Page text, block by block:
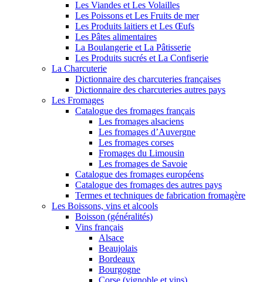
Les Viandes et Les Volailles
Les Poissons et Les Fruits de mer
Les Produits laitiers et Les Œufs
Les Pâtes alimentaires
La Boulangerie et La Pâtisserie
Les Produits sucrés et La Confiserie
La Charcuterie
Dictionnaire des charcuteries françaises
Dictionnaire des charcuteries autres pays
Les Fromages
Catalogue des fromages français
Les fromages alsaciens
Les fromages d’Auvergne
Les fromages corses
Fromages du Limousin
Les fromages de Savoie
Catalogue des fromages européens
Catalogue des fromages des autres pays
Termes et techniques de fabrication fromagère
Les Boissons, vins et alcools
Boisson (généralités)
Vins français
Alsace
Beaujolais
Bordeaux
Bourgogne